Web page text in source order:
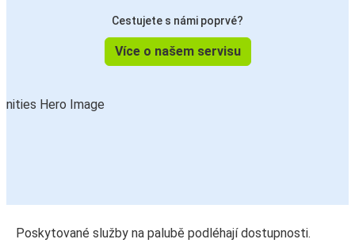
Cestujete s námi poprvé?
Více o našem servisu
Poskytované služby na palubě podléhají dostupnosti.